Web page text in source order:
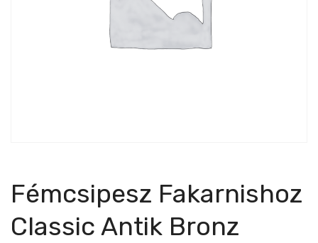
Fémcsipesz Fakarnishoz
Classic Antik Bronz